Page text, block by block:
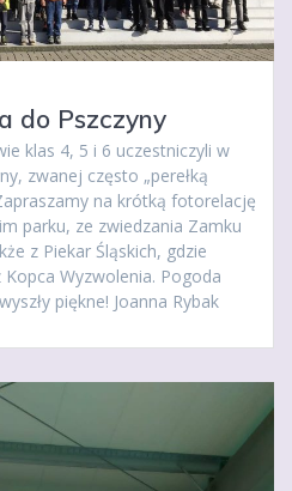
do Pszczyny
klas 4, 5 i 6 uczestniczyli w
zwanej często „perełką
na krótką fotorelację
parku, ze zwiedzania Zamku
z Piekar Śląskich, gdzie
Wyzwolenia. Pogoda
piękne! Joanna Rybak